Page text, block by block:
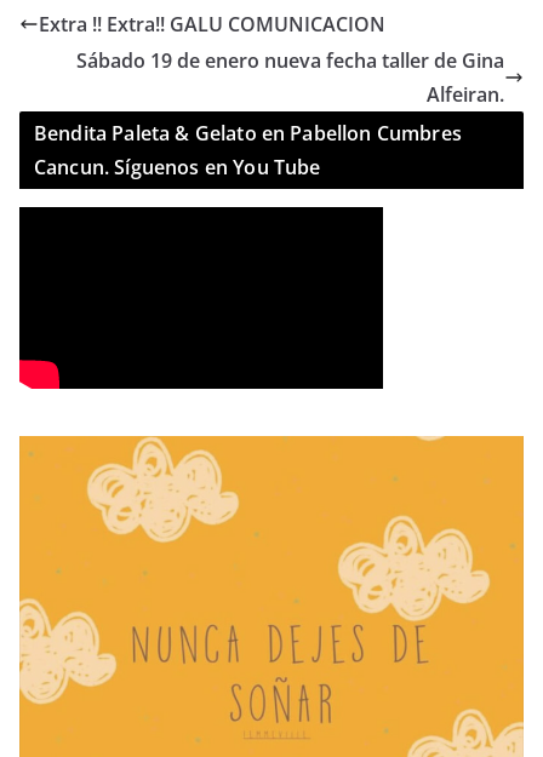
Extra !! Extra!! GALU COMUNICACION
Sábado 19 de enero nueva fecha taller de Gina
Alfeiran.
Bendita Paleta & Gelato en Pabellon Cumbres
Cancun. Síguenos en You Tube